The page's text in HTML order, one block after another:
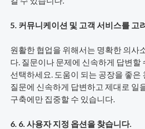
5. 커뮤니케이션 및 고객 서비스를 고
원활한 협업을 위해서는 명확한 의사
다. 질문이나 문제에 신속하게 답변할
선택하세요. 도움이 되는 공장을 좋은
질문에 신속하게 답변하고 제대로 일
구축에만 집중할 수 있습니다.
6. 6. 사용자 지정 옵션을 찾습니다.